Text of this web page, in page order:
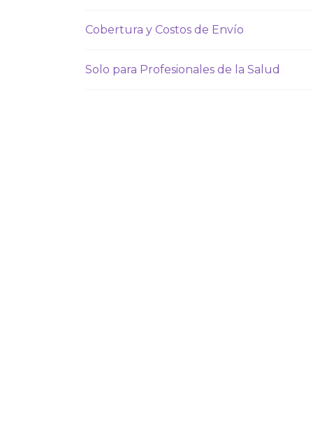
Cobertura y Costos de Envío
Solo para Profesionales de la Salud